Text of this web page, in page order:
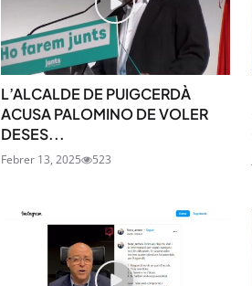
L’ALCALDE DE PUIGCERDÀ
ACUSA PALOMINO DE VOLER
DESES...
Febrer 13, 2025 523